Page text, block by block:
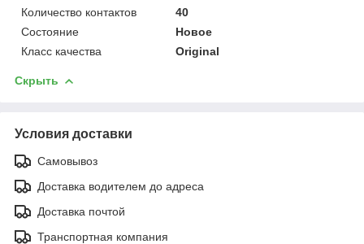
Количество контактов
40
Состояние
Новое
Класс качества
Original
Скрыть
Условия доставки
Самовывоз
Доставка водителем до адреса
Доставка почтой
Транспортная компания